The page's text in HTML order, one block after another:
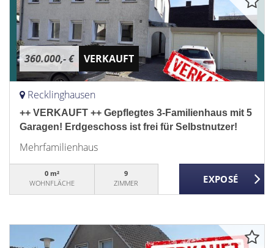
360.000,- € VERKAUFT
Recklinghausen
++ VERKAUFT ++ Gepflegtes 3-Familienhaus mit 5
Garagen! Erdgeschoss ist frei für Selbstnutzer!
Mehrfamilienhaus
0 m²
WOHNFLÄCHE
9
ZIMMER